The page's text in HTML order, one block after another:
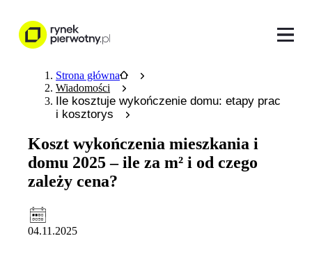
Strona główna
Wiadomości
Ile kosztuje wykończenie domu: etapy prac
i kosztorys
Koszt wykończenia mieszkania i
domu 2025 – ile za m² i od czego
zależy cena?
04.11.2025